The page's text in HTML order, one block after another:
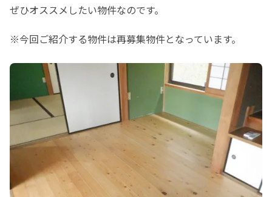
ぜひオススメしたい物件なのです。
※今回ご紹介する物件は再募集物件となっています。